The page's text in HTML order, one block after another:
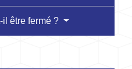
il être fermé ?